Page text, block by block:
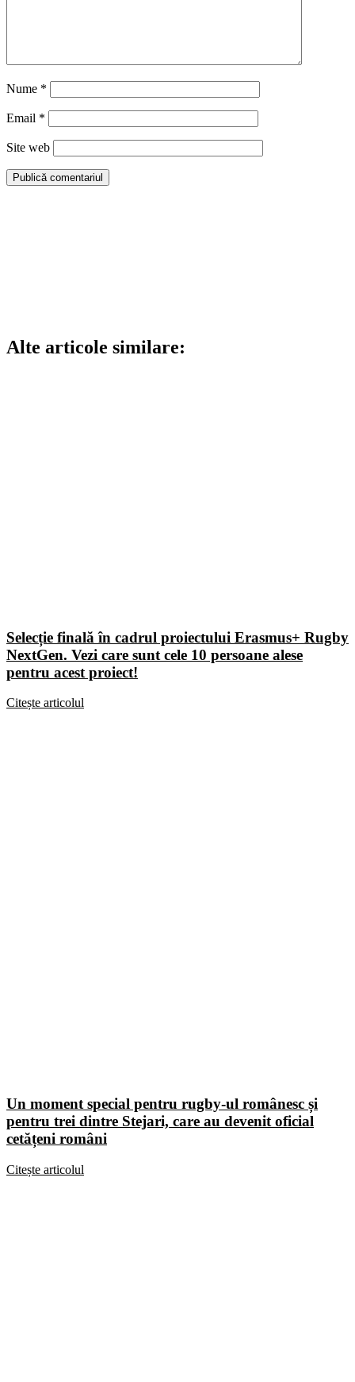
Nume *
Email *
Site web
Alte articole similare:
Selecție finală în cadrul proiectului Erasmus+ Rugby
NextGen. Vezi care sunt cele 10 persoane alese
pentru acest proiect!
Citește articolul
Un moment special pentru rugby-ul românesc și
pentru trei dintre Stejari, care au devenit oficial
cetățeni români
Citește articolul